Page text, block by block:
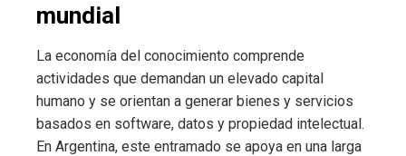
mundial
La economía del conocimiento comprende
actividades que demandan un elevado capital
humano y se orientan a generar bienes y servicios
basados en software, datos y propiedad intelectual.
En Argentina, este entramado se apoya en una larga